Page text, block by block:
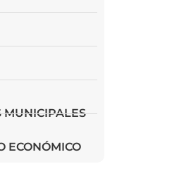
MUNICIPALES
ECONÓMICO